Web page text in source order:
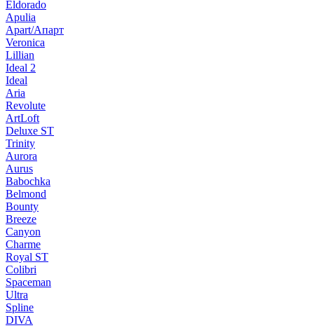
Eldorado
Apulia
Apart/Апарт
Veronica
Lillian
Ideal 2
Ideal
Aria
Revolute
ArtLoft
Deluxe ST
Trinity
Aurora
Aurus
Babochka
Belmond
Bounty
Breeze
Canуon
Charme
Royal ST
Colibri
Spaceman
Ultra
Spline
DIVA